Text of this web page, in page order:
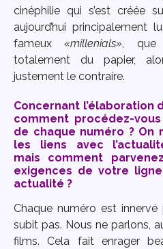
cinéphilie qui s’est créée
aujourd’hui principalement
fameux«millenials», que
totalement du papier,
justement le contraire.
Concernant l’élaboration
comment procédez-
de chaque numéro ? On
les liens avec
mais comment
exigences de votre
actualité ?
Chaque numéro est innervé
subit pas. Nous ne parlons,
films. Cela fait enrager